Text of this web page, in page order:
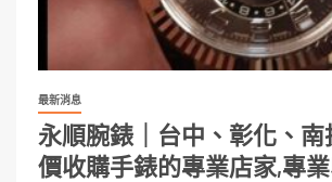
最新消息
永順腕錶｜台中、彰化、
價收購手錶的專業店家,專